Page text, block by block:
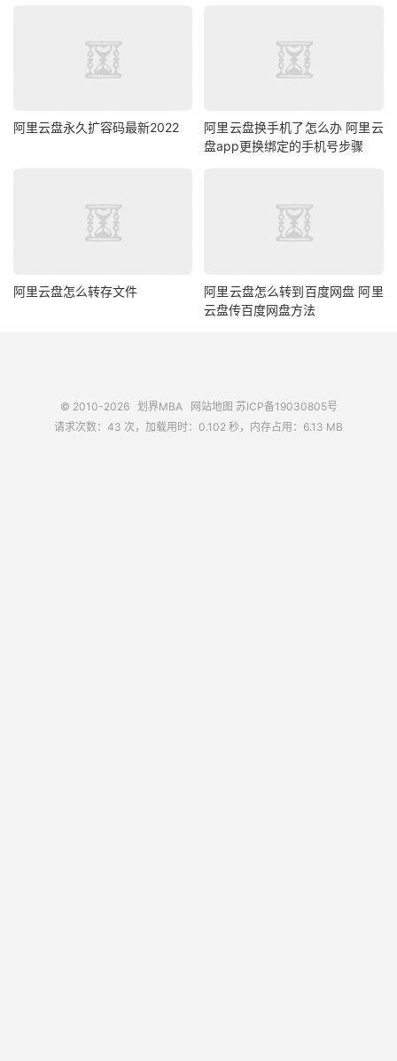
阿里云盘永久扩容码最新2022
阿里云盘换手机了怎么办 阿里云
盘app更换绑定的手机号步骤
阿里云盘怎么转存文件
阿里云盘怎么转到百度网盘 阿里
云盘传百度网盘方法
© 2010-2026 划界MBA 网站地图 苏ICP备19030805号
请求次数：43 次，加载用时：0.102 秒，内存占用：6.13 MB